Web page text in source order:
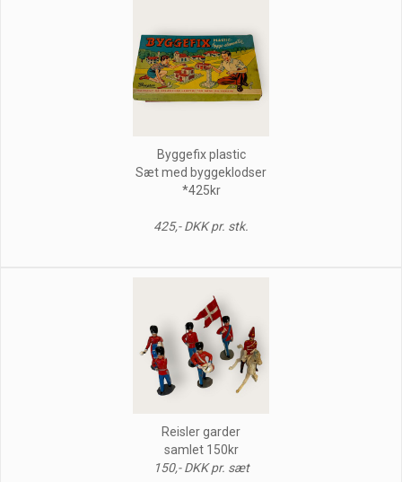
Byggefix plastic
Sæt med byggeklodser
*425kr
425,- DKK pr. stk.
Reisler garder
samlet 150kr
150,- DKK pr. sæt